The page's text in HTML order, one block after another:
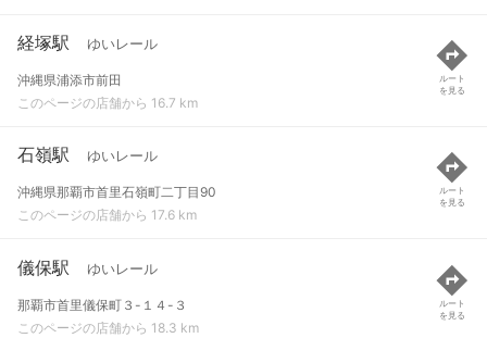
経塚駅 ゆいレール
沖縄県浦添市前田
このページの店舗から 16.7 km
ルート
を見る
石嶺駅 ゆいレール
沖縄県那覇市首里石嶺町二丁目90
このページの店舗から 17.6 km
ルート
を見る
儀保駅 ゆいレール
那覇市首里儀保町３-１４-３
このページの店舗から 18.3 km
ルート
を見る